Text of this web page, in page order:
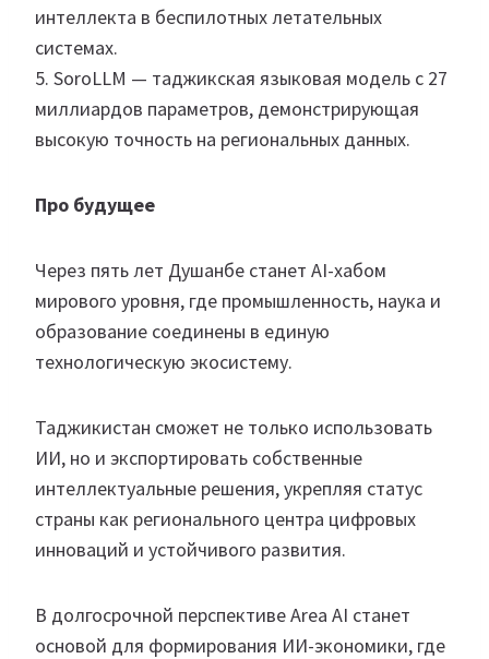
интеллекта в беспилотных летательных
системах.
5. SoroLLM — таджикская языковая модель с 27
миллиардов параметров, демонстрирующая
высокую точность на региональных данных.
Про будущее
Через пять лет Душанбе станет AI-хабом
мирового уровня, где промышленность, наука и
образование соединены в единую
технологическую экосистему.
Таджикистан сможет не только использовать
ИИ, но и экспортировать собственные
интеллектуальные решения, укрепляя статус
страны как регионального центра цифровых
инноваций и устойчивого развития.
В долгосрочной перспективе Area AI станет
основой для формирования ИИ-экономики, где